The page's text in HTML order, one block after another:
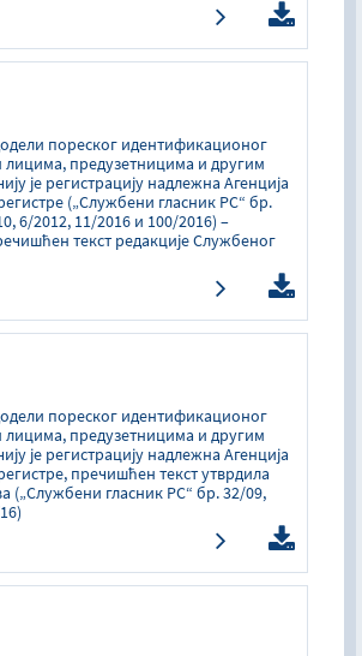
пореског идентификационог
лицима, предузетницима и другим
је регистрацију надлежна Агенција
(„Службени гласник РС“ бр.
6/2012, 11/2016 и 100/2016) –
текст редакције Службеног
пореског идентификационог
лицима, предузетницима и другим
је регистрацију надлежна Агенција
пречишћен текст утврдила
(„Службени гласник РС“ бр. 32/09,